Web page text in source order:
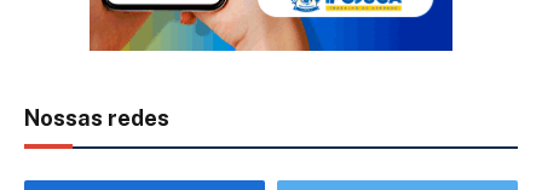
Nossas redes